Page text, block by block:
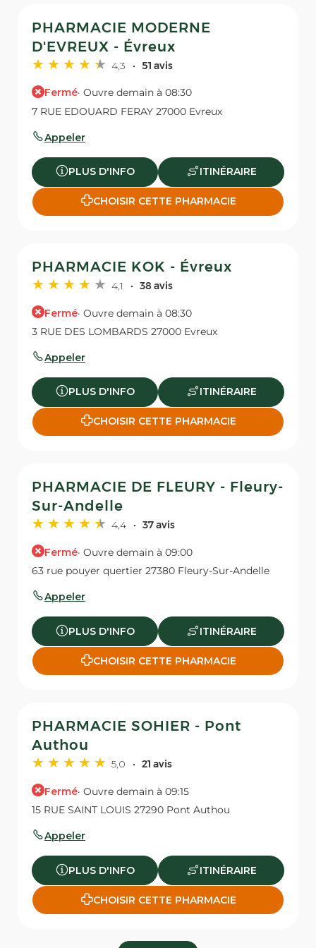
PHARMACIE MODERNE
D'EVREUX - Évreux
4,3 51 avis
Fermé· Ouvre demain à 08:30
7 RUE EDOUARD FERAY 27000 Evreux
Appeler
PLUS D'INFO ITINÉRAIRE
CHOISIR CETTE PHARMACIE
PHARMACIE KOK - Évreux
4,1 38 avis
Fermé· Ouvre demain à 08:30
3 RUE DES LOMBARDS 27000 Evreux
Appeler
PLUS D'INFO ITINÉRAIRE
CHOISIR CETTE PHARMACIE
PHARMACIE DE FLEURY - Fleury-
Sur-Andelle
4,4 37 avis
Fermé· Ouvre demain à 09:00
63 rue pouyer quertier 27380 Fleury-Sur-Andelle
Appeler
PLUS D'INFO ITINÉRAIRE
CHOISIR CETTE PHARMACIE
PHARMACIE SOHIER - Pont
Authou
5,0 21 avis
Fermé· Ouvre demain à 09:15
15 RUE SAINT LOUIS 27290 Pont Authou
Appeler
PLUS D'INFO ITINÉRAIRE
CHOISIR CETTE PHARMACIE